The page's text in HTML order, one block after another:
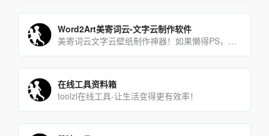
Word2Art美寄词云-文字云制作软件
美寄词云文字云壁纸制作神器！如果懒得PS，只要上传图片，选好默认样式+输入文字，就能马上生成一个文字云壁纸，耗[…]
在线工具资料箱
toolzl在线工具-让生活变得更有效率！